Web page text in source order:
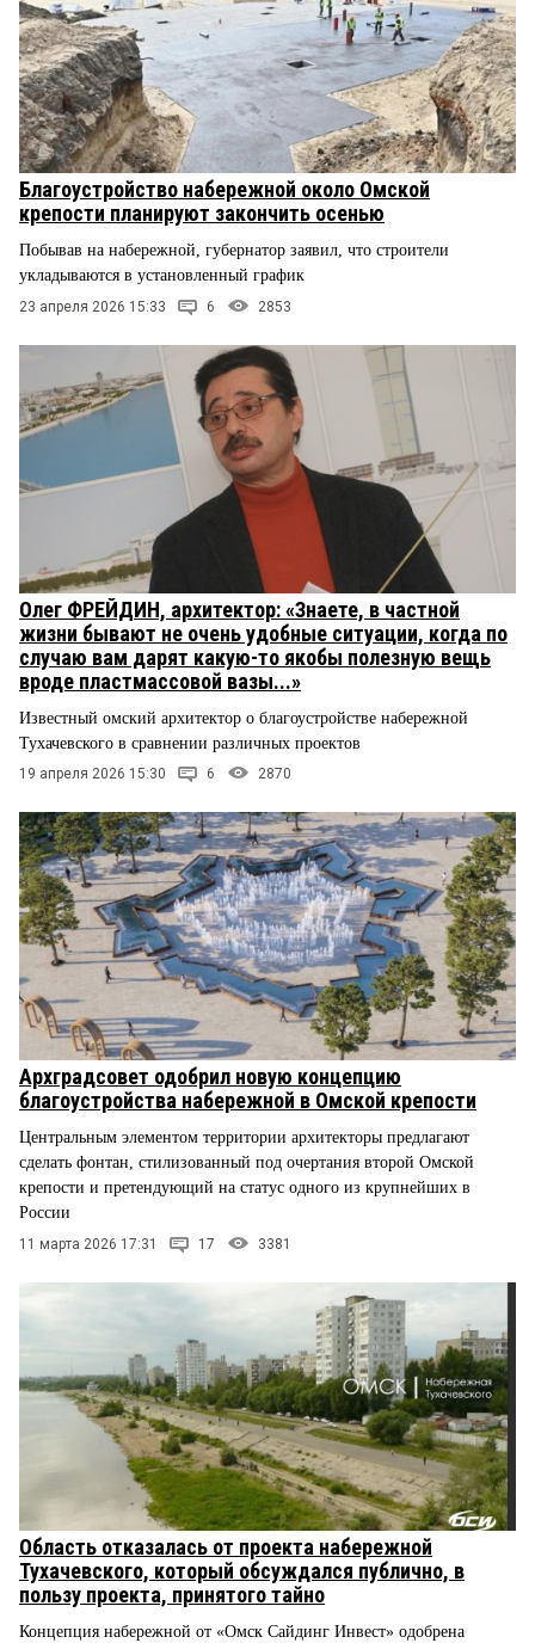
Благоустройство набережной около Омской
крепости планируют закончить осенью
Побывав на набережной, губернатор заявил, что строители
укладываются в установленный график
23 апреля 2026 15:33 6 2853
Олег ФРЕЙДИН, архитектор: «Знаете, в частной
жизни бывают не очень удобные ситуации, когда по
случаю вам дарят какую-то якобы полезную вещь
вроде пластмассовой вазы...»
Известный омский архитектор о благоустройстве набережной
Тухачевского в сравнении различных проектов
19 апреля 2026 15:30 6 2870
Архградсовет одобрил новую концепцию
благоустройства набережной в Омской крепости
Центральным элементом территории архитекторы предлагают
сделать фонтан, стилизованный под очертания второй Омской
крепости и претендующий на статус одного из крупнейших в
России
11 марта 2026 17:31 17 3381
Область отказалась от проекта набережной
Тухачевского, который обсуждался публично, в
пользу проекта, принятого тайно
Концепция набережной от «Омск Сайдинг Инвест» одобрена